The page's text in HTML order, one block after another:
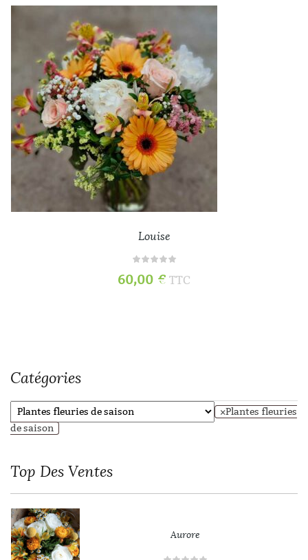
Louise
60,00 € TTC
Catégories
×Plantes fleuries
de saison
Top Des Ventes
Aurore